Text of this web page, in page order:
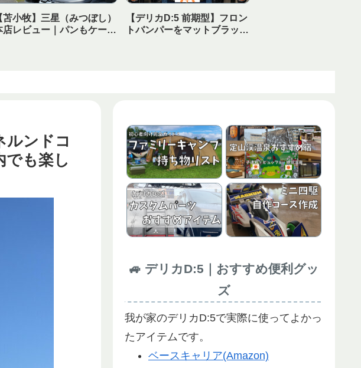
苫小牧】三星（みつぼし）
店レビュー｜パンもケーキ
【デリカD:5 前期型】フロン
トバンパーをマットブラック
ルンドコ
でも楽し
🚙 デリカD:5｜おすすめ便利グッ
ズ
我が家のデリカD:5で実際に使ってよかっ
たアイテムです。
ベースキャリア(Amazon)